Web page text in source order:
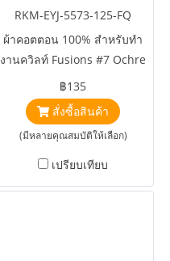
RKM-EYJ-5573-125-FQ
ผ้าคอตตอน 100% สำหรับทำ
งานควิลท์ Fusions #7 Ochre
by Studio RK
฿135
สั่งซื้อสินค้า
(มีหลายคุณสมบัติให้เลือก)
เปรียบเทียบ